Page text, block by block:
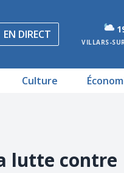
EN DIRECT
VILLARS-
Culture
lutte contre